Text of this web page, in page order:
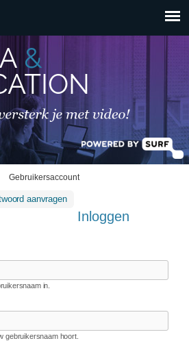
inhoud gaan
Gebruikersaccount
aanvragen
Inloggen
in.
gebruikersnaam hoort.